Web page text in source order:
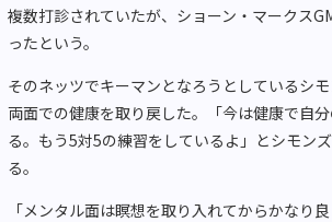
複数打診されていたが、ショーン・マークス
ったという。
そのネッツでキーマンとなろうとしているシ
両面での健康を取り戻した。「今は健康で自
る。もう5対5の練習をしているよ」とシモン
る。
「メンタル面は瞑想を取り入れてからかなり